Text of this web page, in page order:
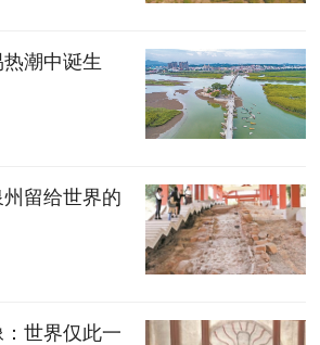
潮中诞生
留给世界的
世界仅此一